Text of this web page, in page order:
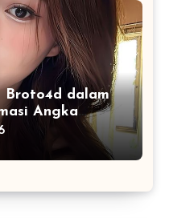
Broto4d dalam
Angka